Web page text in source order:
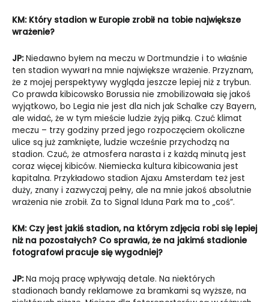
KM: Który stadion w Europie zrobił na tobie największe
wrażenie?
JP:Niedawno byłem na meczu w Dortmundzie i to właśnie
ten stadion wywarł na mnie największe wrażenie. Przyznam,
że z mojej perspektywy wygląda jeszcze lepiej niż z trybun.
Co prawda kibicowsko Borussia nie zmobilizowała się jakoś
wyjątkowo, bo Legia nie jest dla nich jak Schalke czy Bayern,
ale widać, że w tym mieście ludzie żyją piłką. Czuć klimat
meczu – trzy godziny przed jego rozpoczęciem okoliczne
ulice są już zamknięte, ludzie wcześnie przychodzą na
stadion. Czuć, że atmosfera narasta i z każdą minutą jest
coraz więcej kibiców. Niemiecka kultura kibicowania jest
kapitalna. Przykładowo stadion Ajaxu Amsterdam też jest
duży, znany i zazwyczaj pełny, ale na mnie jakoś absolutnie
wrażenia nie zrobił. Za to Signal Iduna Park ma to „coś”.
KM: Czy jest jakiś stadion, na którym zdjęcia robi się lepiej
niż na pozostałych? Co sprawia, że na jakimś stadionie
fotografowi pracuje się wygodniej?
JP:Na moją pracę wpływają detale. Na niektórych
stadionach bandy reklamowe za bramkami są wyższe, na